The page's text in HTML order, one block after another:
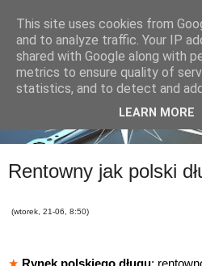
Rentowny jak polski
(wtorek, 21-06, 8:50)
★ Rynek polskiego długu:
This site uses cookies from
and to analyze traffic. Your IP
shared with Google along with
metrics to ensure quality of
statistics, and to detect and
LEARN MORE